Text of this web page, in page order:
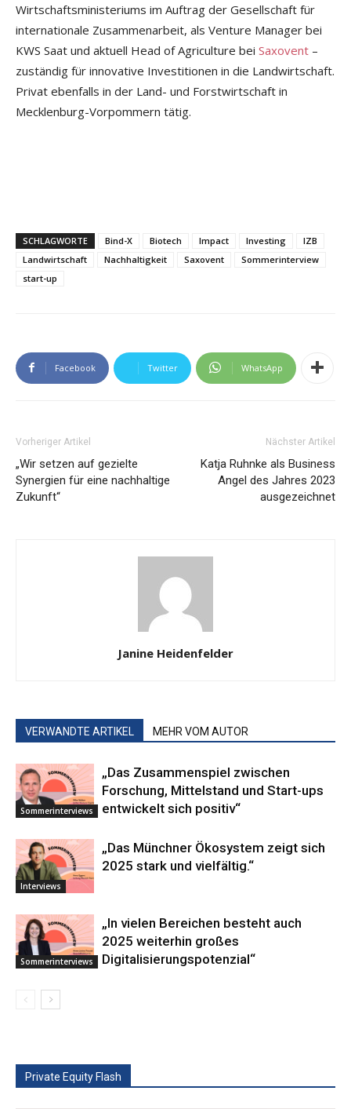
Wirtschaftsministeriums im Auftrag der Gesellschaft für
internationale Zusammenarbeit, als Venture Manager bei
KWS Saat und aktuell Head of Agriculture bei Saxovent –
zuständig für innovative Investitionen in die Landwirtschaft.
Privat ebenfalls in der Land- und Forstwirtschaft in
Mecklenburg-Vorpommern tätig.
SCHLAGWORTE Bind-X Biotech Impact Investing
IZB
Landwirtschaft
Nachhaltigkeit Saxovent
Sommerinterview
start-up
Facebook Twitter WhatsApp
Vorheriger Artikel
„Wir setzen auf gezielte
Synergien für eine nachhaltige
Zukunft“
Nächster Artikel
Katja Ruhnke als Business
Angel des Jahres 2023
ausgezeichnet
Janine Heidenfelder
VERWANDTE ARTIKEL MEHR VOM AUTOR
Sommerinterviews
„Das Zusammenspiel zwischen
Forschung, Mittelstand und Start-ups
entwickelt sich positiv“
Interviews
„Das Münchner Ökosystem zeigt sich
2025 stark und vielfältig.“
Sommerinterviews
„In vielen Bereichen besteht auch
2025 weiterhin großes
Digitalisierungspotenzial“
Private Equity Flash